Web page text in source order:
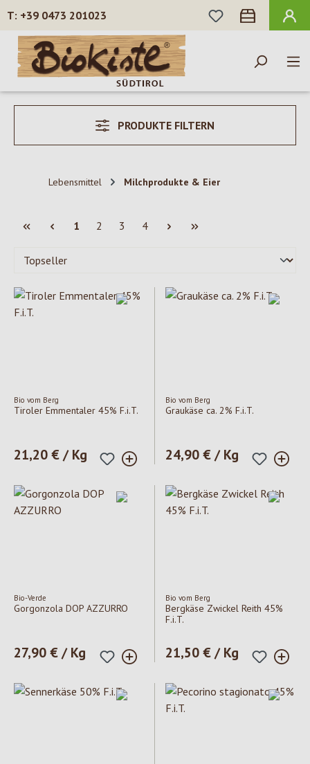
Zum Hauptinhalt springen
+39 0473 201023
DU HAST 0
PRODUKTE FILTERN
Lebensmittel Milchprodukte & Eier
Seite
1 Seite
2 Seite
3 Seite
4
Bio vom Berg
Tiroler Emmentaler 45% F.i.T.
Regulärer Preis:
21,20 € / Kg
Bio vom Berg
Graukäse ca. 2% F.i.T.
Regulärer Preis:
24,90 € / Kg
Bio-Verde
Gorgonzola DOP AZZURRO
Regulärer Preis:
27,90 € / Kg
Bio vom Berg
Bergkäse Zwickel Reith 45%
F.i.T.
Regulärer Preis:
21,50 € / Kg